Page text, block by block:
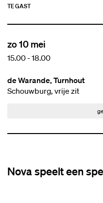
TE GAST
zo 10 mei
15.00-18.00
de Warande, Turnhout
Schouwburg, vrije zit
Nova speelt een